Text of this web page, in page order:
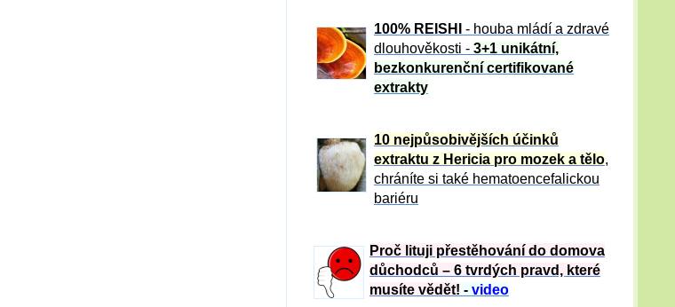
100% REISHI
- houba mládí a zdravé
dlouhověkosti - 3+1 unikátní,
bezkonkurenční certifikované
extrakty
10 nejpůsobivějších účinků
extraktu z Hericia pro mozek a tělo,
chráníte si také hematoencefalickou
bariéru
Proč lituji přestěhování do domova
důchodců – 6 tvrdých pravd, které
musíte vědět! - video